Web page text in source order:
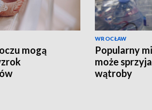
mogą
WROCŁAW
Popularny
może
wątroby